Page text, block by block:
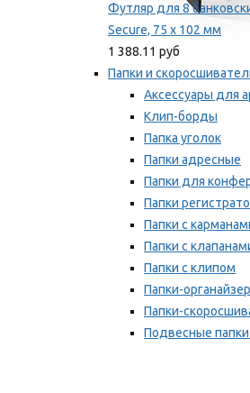
Футляр для 8
Secure, 75 х 102 мм
1 388.11 руб
Папки и
Аксессуары для
Клип-борды
Папка уголок
Папки адресные
Папки для
Папки
Папки с
Папки с
Папки с клипом
Папки-
Папки-
Подвесные